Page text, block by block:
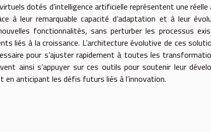
dotés d’intelligence artificielle représentent une réelle
à leur remarquable capacité d’adaptation et à leur
fonctionnalités, sans perturber les processus
liés à la croissance. L’architecture évolutive de ces
pour s’ajuster rapidement à toutes les
ainsi s’appuyer sur ces outils pour soutenir leur
en anticipant les défis futurs liés à l’innovation.